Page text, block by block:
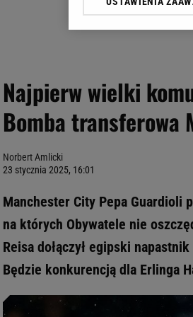
Najpierw wielki
Bomba transferowa
Norbert Amlicki
23 stycznia 2025, 16:01
Manchester City Pepa Guardioli
na których Obywatele nie
Reisa dołączył egipski
Będzie konkurencją dla Erlinga
Klikając „Akceptuję”
Zaufanych Partnerów i
My, nasi Zaufani
Użycie dokładnych
Przechowywanie